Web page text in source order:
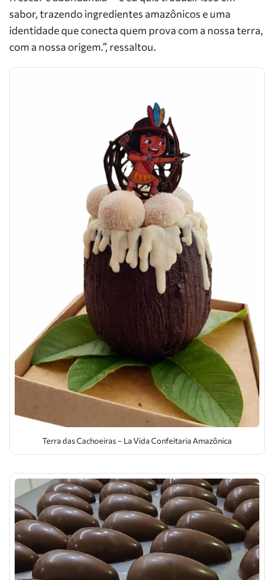
sabor, trazendo ingredientes amazônicos e uma
identidade que conecta quem prova com a nossa terra,
com a nossa origem.”, ressaltou.
Terra das Cachoeiras – La Vida Confeitaria Amazônica